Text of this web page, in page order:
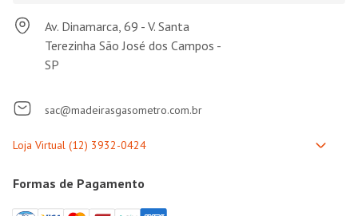
Av. Dinamarca, 69 - V. Santa
Terezinha São José dos Campos -
SP
sac@madeirasgasometro.com.br
Formas de Pagamento